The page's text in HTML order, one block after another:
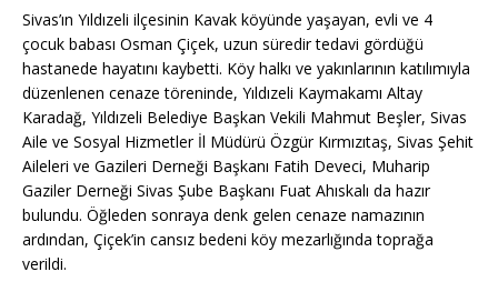
Sivas’ın Yıldızeli ilçesinin Kavak köyünde yaşayan, evli ve 4
çocuk babası Osman Çiçek, uzun süredir tedavi gördüğü
hastanede hayatını kaybetti. Köy halkı ve yakınlarının katılımıyla
düzenlenen cenaze töreninde, Yıldızeli Kaymakamı Altay
Karadağ, Yıldızeli Belediye Başkan Vekili Mahmut Beşler, Sivas
Aile ve Sosyal Hizmetler İl Müdürü Özgür Kırmızıtaş, Sivas Şehit
Aileleri ve Gazileri Derneği Başkanı Fatih Deveci, Muharip
Gaziler Derneği Sivas Şube Başkanı Fuat Ahıskalı da hazır
bulundu. Öğleden sonraya denk gelen cenaze namazının
ardından, Çiçek’in cansız bedeni köy mezarlığında toprağa
verildi.